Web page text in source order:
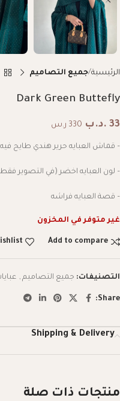
الرئيسية جميع التصاميم
Dark Green Buttefly
33 .د.ب 330 ر.س
– قماش العبايه حرير هندي طايح
– لون العبايه اخضر (في التصوير فقط
– قصة العبايه فراشه
غير متوفر في المخزون
Add to compare
التصنيفات: جميع التصاميم ,
Share:
Shipping & Delivery
منتجات ذات صلة